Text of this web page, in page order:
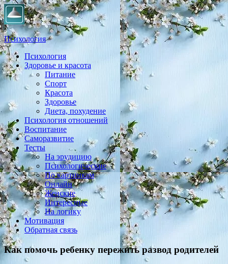
Психология
Практическая психология, личностный рост, экология,
здоровье, воспитание,
Психология
Здоровье и красота
Питание
Спорт
Красота
Здоровье
Диета, похудение
Психология отношений
Воспитание
Саморазвитие
Тесты
На эрудицию
Психологические
По картинкам
Онлайн
Женские
Интересные
На логику
Мотивация
Обратная связь
Как помочь ребенку пережить развод родителей